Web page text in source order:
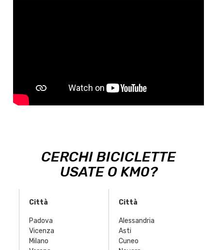
CERCHI BICICLETTE
USATE O KM0?
Città
Padova
Vicenza
Milano
Città
Alessandria
Asti
Cuneo